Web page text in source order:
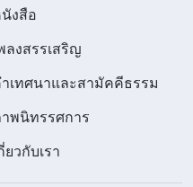
งสือ
ลงสรรเสริญ
เทศนาและสามัคคีธรรม
พนิทรรศการ
ยวกับเรา